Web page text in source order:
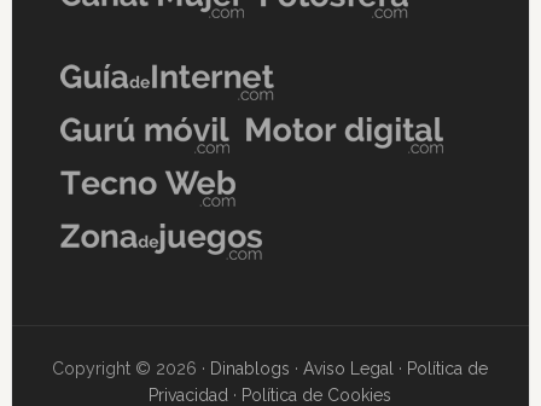
Copyright © 2026 · Dinablogs ·Aviso Legal · Política de
Privacidad · Política de Cookies